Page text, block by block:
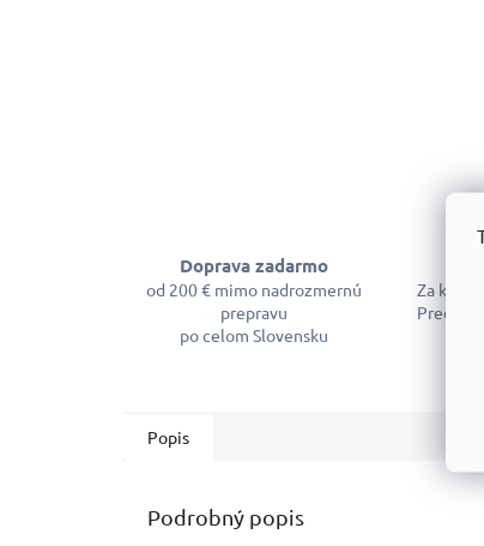
Doprava zadarmo
od 200 € mimo nadrozmernú
prepravu
po celom Slovensku
Za
Popis
Podrobný popis